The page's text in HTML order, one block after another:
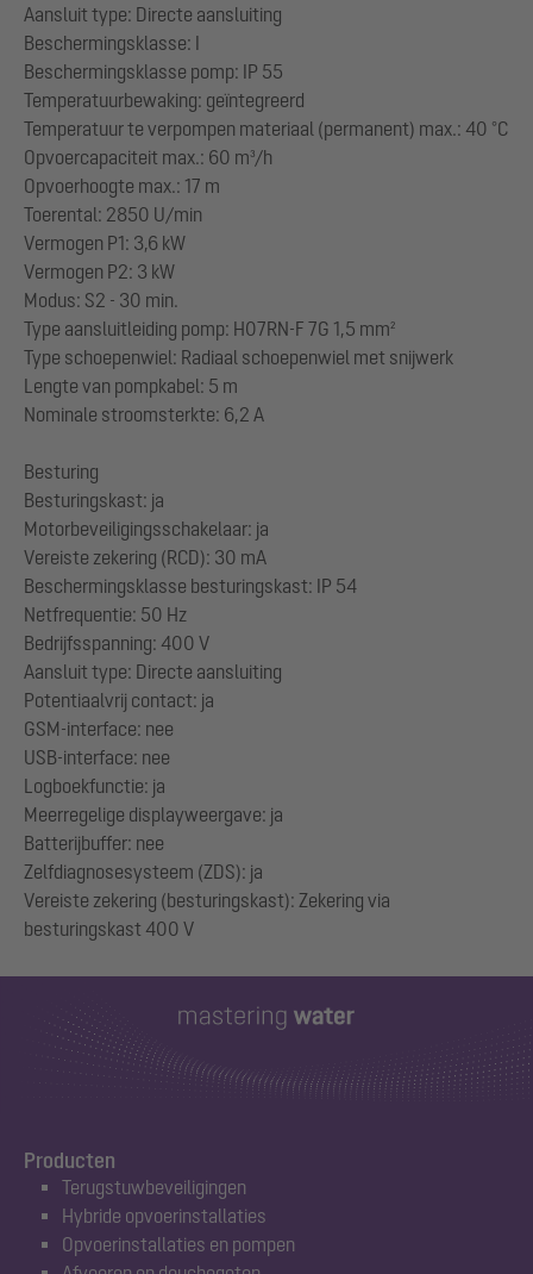
Aansluit type: Directe aansluiting
Beschermingsklasse: I
Beschermingsklasse pomp: IP 55
Temperatuurbewaking: geïntegreerd
Temperatuur te verpompen materiaal (permanent) max.: 40 °C
Opvoercapaciteit max.: 60 m³/h
Opvoerhoogte max.: 17 m
Toerental: 2850 U/min
Vermogen P1: 3,6 kW
Vermogen P2: 3 kW
Modus: S2 - 30 min.
Type aansluitleiding pomp: H07RN-F 7G 1,5 mm²
Type schoepenwiel: Radiaal schoepenwiel met snijwerk
Lengte van pompkabel: 5 m
Nominale stroomsterkte: 6,2 A
Besturing
Besturingskast: ja
Motorbeveiligingsschakelaar: ja
Vereiste zekering (RCD): 30 mA
Beschermingsklasse besturingskast: IP 54
Netfrequentie: 50 Hz
Bedrijfsspanning: 400 V
Aansluit type: Directe aansluiting
Potentiaalvrij contact: ja
GSM-interface: nee
USB-interface: nee
Logboekfunctie: ja
Meerregelige displayweergave: ja
Batterijbuffer: nee
Zelfdiagnosesysteem (ZDS): ja
Vereiste zekering (besturingskast): Zekering via
Producten
Terugstuwbeveiligingen
Hybride opvoerinstallaties
Opvoerinstallaties en pompen